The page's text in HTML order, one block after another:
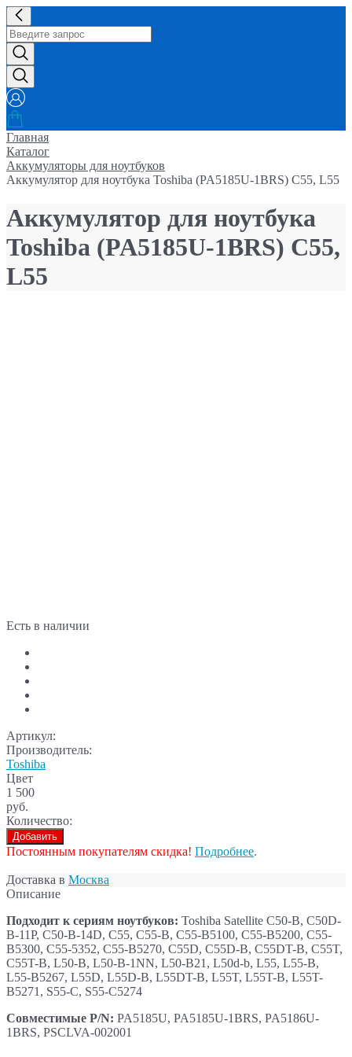
Главная
Каталог
Аккумуляторы для ноутбуков
Аккумулятор для ноутбука Toshiba (PA5185U-1BRS) C55, L55
Аккумулятор для ноутбука
Toshiba (PA5185U-1BRS) C55,
L55
Есть в наличии
Артикул:
Производитель:
Toshiba
Цвет
1 500
руб.
Количество:
Добавить
Постоянным покупателям скидка! Подробнее.
Доставка в Москва
Описание
Подходит к сериям ноутбуков: Toshiba Satellite C50-B, C50D-
B-11P, C50-B-14D, C55, C55-B, C55-B5100, C55-B5200, C55-
B5300, C55-5352, C55-B5270, C55D, C55D-B, C55DT-B, C55T,
C55T-B, L50-B, L50-B-1NN, L50-B21, L50d-b, L55, L55-B,
L55-B5267, L55D, L55D-B, L55DT-B, L55T, L55T-B, L55T-
B5271, S55-C, S55-C5274
Совместимые P/N: PA5185U, PA5185U-1BRS, PA5186U-
1BRS, PSCLVA-002001